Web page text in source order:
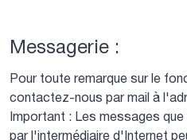
Messagerie :
Pour toute remarque sur le
contactez-nous par mail à
Important : Les messages